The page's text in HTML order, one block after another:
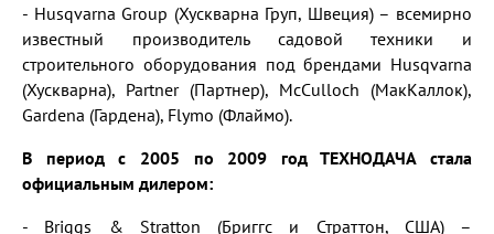
- Husqvarna Group (Хускварна Груп, Швеция) – всемирно
известный производитель садовой техники и
строительного оборудования под брендами Husqvarna
(Хускварна), Partner (Партнер), McCulloch (МакКаллок),
Gardena (Гардена), Flymo (Флаймо).
В период с 2005 по 2009 год ТЕХНОДАЧА стала
официальным дилером:
- Briggs & Stratton (Бриггс и Страттон, США) –